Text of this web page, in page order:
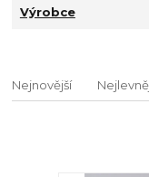
Výrobce
Nejnovější